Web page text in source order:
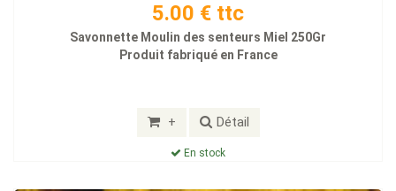
5.00 € ttc
Savonnette Moulin des senteurs Miel 250Gr
Produit fabriqué en France
+ Détail
En stock